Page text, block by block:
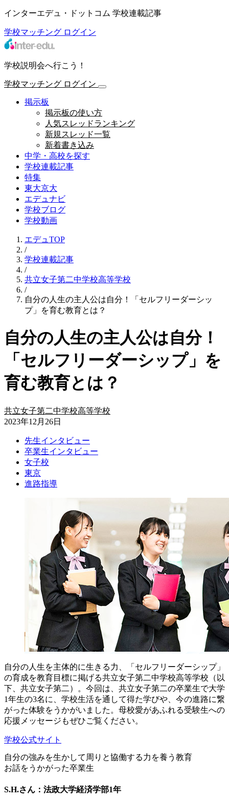
インターエデュ・ドットコム 学校連載記事
学校マッチング ログイン
学校説明会へ行こう！
学校マッチング ログイン
掲示板
掲示板の使い方
人気スレッドランキング
新規スレッド一覧
新着書き込み
中学・高校を探す
学校連載記事
特集
東大京大
エデュナビ
学校ブログ
学校動画
エデュTOP
/
学校連載記事
/
共立女子第二中学校高等学校
/
自分の人生の主人公は自分！「セルフリーダーシッ
プ」を育む教育とは？
自分の人生の主人公は自分！
「セルフリーダーシップ」を
育む教育とは？
共立女子第二中学校高等学校
2023年12月26日
先生インタビュー
卒業生インタビュー
女子校
東京
進路指導
自分の人生を主体的に生きる力、「セルフリーダーシップ」
の育成を教育目標に掲げる共立女子第二中学校高等学校（以
下、共立女子第二）。今回は、共立女子第二の卒業生で大学
1年生の3名に、学校生活を通して得た学びや、今の進路に繋
がった体験をうかがいました。母校愛があふれる受験生への
応援メッセージもぜひご覧ください。
学校公式サイト
自分の強みを生かして周りと協働する力を養う教育
お話をうかがった卒業生
S.H.さん：法政大学経済学部1年